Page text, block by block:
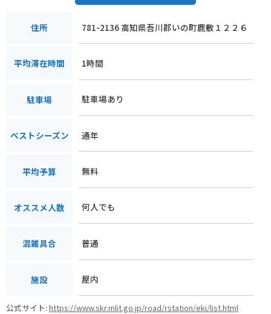
住所 781-2136 高知県吾川郡いの町鹿敷１２２６
平均滞在時間 1時間
駐車場 駐車場あり
ベストシーズン 通年
平均予算 無料
オススメ人数 何人でも
混雑具合 普通
施設 屋内
公式サイト:https://www.skr.mlit.go.jp/road/rstation/eki/list.html